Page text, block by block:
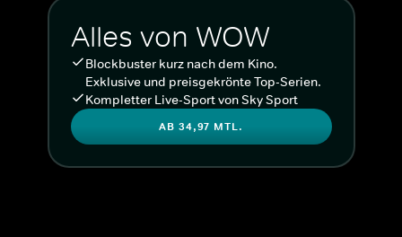
Alles von WOW
Blockbuster kurz nach dem Kino.
Exklusive und preisgekrönte Top-Serien.
Kompletter Live-Sport von Sky Sport
AB 34,97 MTL.